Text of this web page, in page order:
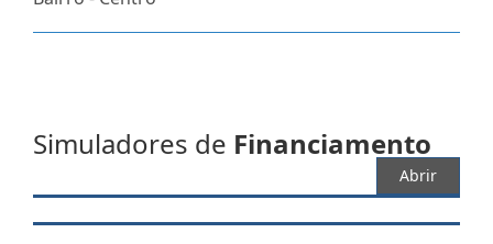
Simuladores de Financiamento
Abrir